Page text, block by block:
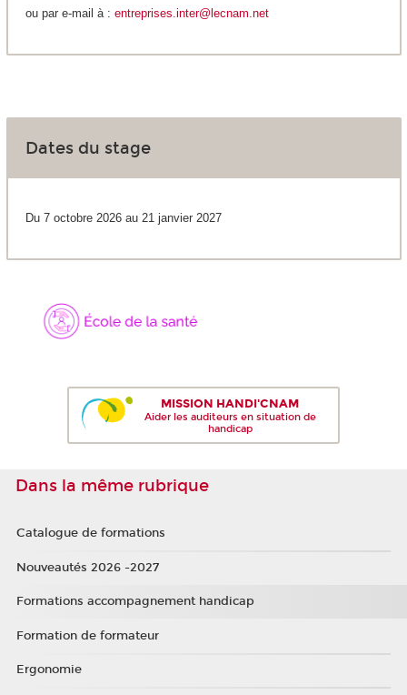
ou par e-mail à : entreprises.inter@lecnam.net
Dates du stage
Du 7 octobre 2026 au 21 janvier 2027
MISSION HANDI'CNAM
Aider les auditeurs en situation de
handicap
Dans la même rubrique
Catalogue de formations
Nouveautés 2026 -2027
Formations accompagnement handicap
Formation de formateur
Ergonomie